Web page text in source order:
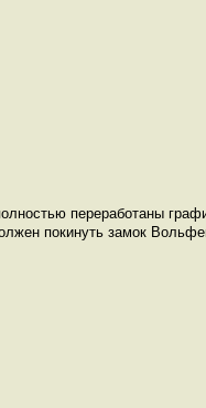
переработаны
покинуть замок